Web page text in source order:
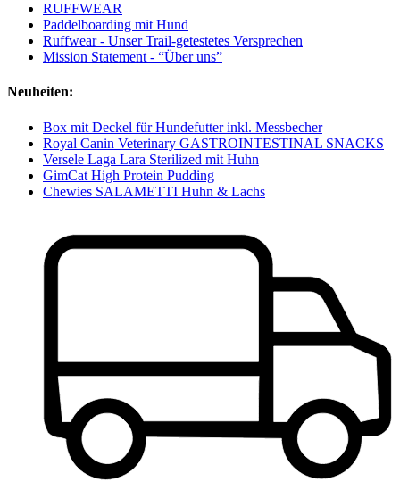
RUFFWEAR
Paddelboarding mit Hund
Ruffwear - Unser Trail-getestetes Versprechen
Mission Statement - “Über uns”
Neuheiten:
Box mit Deckel für Hundefutter inkl. Messbecher
Royal Canin Veterinary GASTROINTESTINAL SNACKS
Versele Laga Lara Sterilized mit Huhn
GimCat High Protein Pudding
Chewies SALAMETTI Huhn & Lachs